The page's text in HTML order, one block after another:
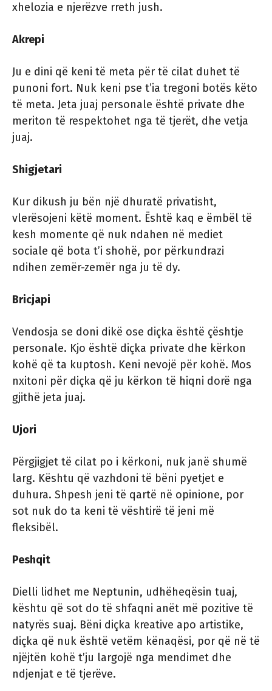
xhelozia e njerëzve rreth jush.
Akrepi
Ju e dini që keni të meta për të cilat duhet të
punoni fort. Nuk keni pse t’ia tregoni botës këto
të meta. Jeta juaj personale është private dhe
meriton të respektohet nga të tjerët, dhe vetja
juaj.
Shigjetari
Kur dikush ju bën një dhuratë privatisht,
vlerësojeni këtë moment. Është kaq e ëmbël të
kesh momente që nuk ndahen në mediet
sociale që bota t’i shohë, por përkundrazi
ndihen zemër-zemër nga ju të dy.
Bricjapi
Vendosja se doni dikë ose diçka është çështje
personale. Kjo është diçka private dhe kërkon
kohë që ta kuptosh. Keni nevojë për kohë. Mos
nxitoni për diçka që ju kërkon të hiqni dorë nga
gjithë jeta juaj.
Ujori
Përgjigjet të cilat po i kërkoni, nuk janë shumë
larg. Kështu që vazhdoni të bëni pyetjet e
duhura. Shpesh jeni të qartë në opinione, por
sot nuk do ta keni të vështirë të jeni më
fleksibël.
Peshqit
Dielli lidhet me Neptunin, udhëheqësin tuaj,
kështu që sot do të shfaqni anët më pozitive të
natyrës suaj. Bëni diçka kreative apo artistike,
diçka që nuk është vetëm kënaqësi, por që në të
njëjtën kohë t’ju largojë nga mendimet dhe
ndjenjat e të tjerëve.